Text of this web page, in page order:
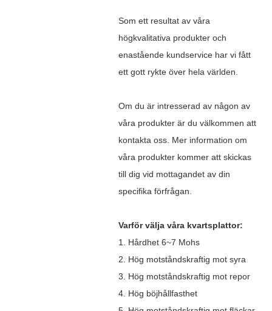
Som ett resultat av våra
högkvalitativa produkter och
enastående kundservice har vi fått
ett gott rykte över hela världen.
Om du är intresserad av någon av
våra produkter är du välkommen att
kontakta oss. Mer information om
våra produkter kommer att skickas
till dig vid mottagandet av din
specifika förfrågan.
Varför välja våra kvartsplattor:
1. Hårdhet 6~7 Mohs
2. Hög motståndskraftig mot syra
3. Hög motståndskraftig mot repor
4. Hög böjhållfasthet